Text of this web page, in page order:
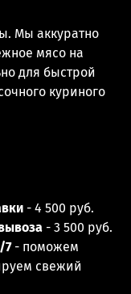
Мы аккуратно
мясо на
для быстрой
куриного
- 4 500 руб.
- 3 500 руб.
7 - поможем
свежий